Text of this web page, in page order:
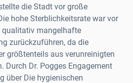
die Stadt vor große
hohe Sterblichkeitsrate war vor
mangelhafte
zurückzuführen, da die
größtenteils aus verunreinigten
Durch Dr. Pogges Engagement
über Die hygienischen